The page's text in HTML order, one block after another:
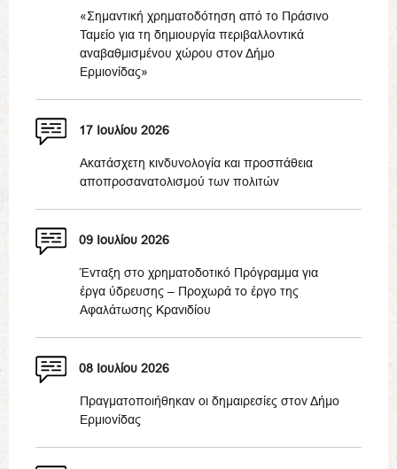
«Σημαντική χρηματοδότηση από το Πράσινο
Ταμείο για τη δημιουργία περιβαλλοντικά
αναβαθμισμένου χώρου στον Δήμο
Ερμιονίδας»
17 Ιουλίου 2026
Ακατάσχετη κινδυνολογία και προσπάθεια
αποπροσανατολισμού των πολιτών
09 Ιουλίου 2026
Ένταξη στο χρηματοδοτικό Πρόγραμμα για
έργα ύδρευσης – Προχωρά το έργο της
Αφαλάτωσης Κρανιδίου
08 Ιουλίου 2026
Πραγματοποιήθηκαν οι δημαιρεσίες στον Δήμο
Ερμιονίδας